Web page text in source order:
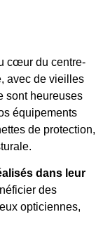
cœur du centre-
avec de vieilles
sont heureuses
équipements
de protection,
dans leur
des
opticiennes,